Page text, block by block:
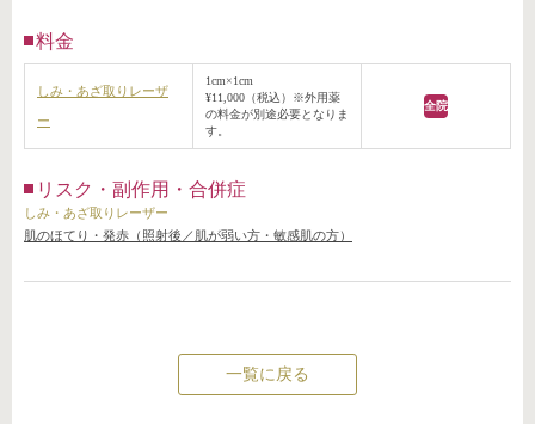
料金
しみ・あざ取りレーザ
ー
1cm×1cm
¥11,000（税込）※外用薬
の料金が別途必要となりま
す。
全院
リスク・副作用・合併症
しみ・あざ取りレーザー
肌のほてり・発赤（照射後／肌が弱い方・敏感肌の方）
一覧に戻る